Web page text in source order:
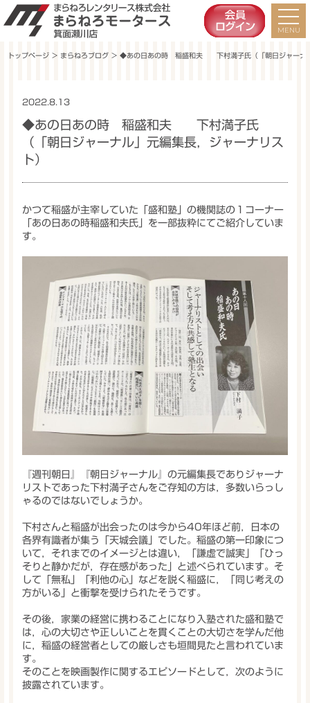
トップページ ＞ まらねろブログ ＞ ◆あの日あの時 稲盛和夫 下村満子氏（「朝日ジャーナ
2022.8.13
◆あの日あの時 稲盛和夫 下村満子氏
（「朝日ジャーナル」元編集長，ジャーナリス
ト）
かつて稲盛が主宰していた「盛和塾」の機関誌の１コーナー
「あの日あの時稲盛和夫氏」を一部抜粋にてご紹介していま
す。
『週刊朝日』『朝日ジャーナル』の元編集長でありジャーナ
リストであった下村満子さんをご存知の方は，多数いらっし
ゃるのではないでしょうか。
下村さんと稲盛が出会ったのは今から40年ほど前，日本の
各界有識者が集う「天城会議」でした。稲盛の第一印象につ
いて，それまでのイメージとは違い，「謙虚で誠実」「ひっ
そりと静かだが，存在感があった」と述べられています。そ
して「無私」「利他の心」などを説く稲盛に，「同じ考えの
方がいる」と衝撃を受けられたそうです。
その後，家業の経営に携わることになり入塾された盛和塾で
は，心の大切さや正しいことを貫くことの大切さを学んだ他
に，稲盛の経営者としての厳しさも垣間見たと言われていま
す。
そのことを映画製作に関するエピソードとして，次のように
披露されています。